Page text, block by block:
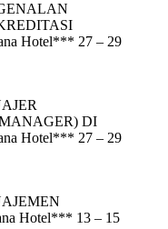
Hotel*** 27 – 29
DI
Hotel*** 27 – 29
Hotel*** 13 – 15